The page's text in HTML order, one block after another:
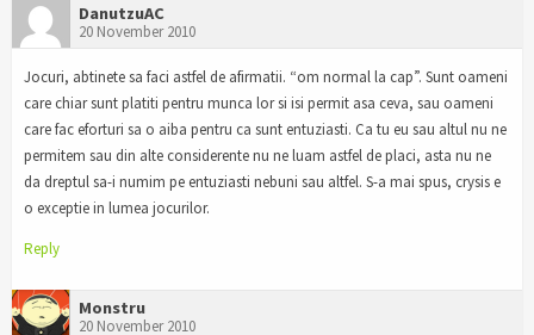
DanutzuAC
20 November 2010
Jocuri, abtinete sa faci astfel de afirmatii. “om normal la cap”. Sunt oameni
care chiar sunt platiti pentru munca lor si isi permit asa ceva, sau oameni
care fac eforturi sa o aiba pentru ca sunt entuziasti. Ca tu eu sau altul nu ne
permitem sau din alte considerente nu ne luam astfel de placi, asta nu ne
da dreptul sa-i numim pe entuziasti nebuni sau altfel. S-a mai spus, crysis e
o exceptie in lumea jocurilor.
Reply
Monstru
20 November 2010